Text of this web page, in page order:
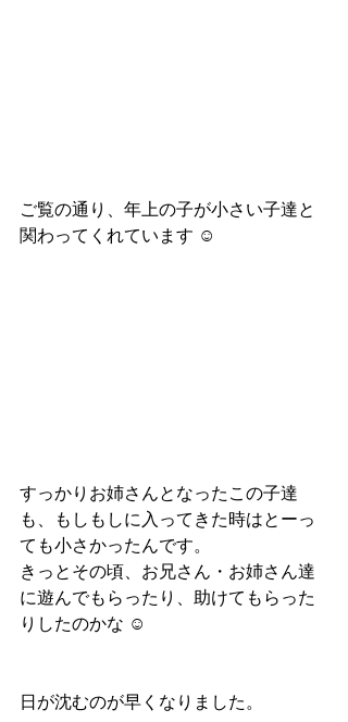
ご覧の通り、年上の子が小さい子達と
関わってくれています ☺︎
すっかりお姉さんとなったこの子達
も、もしもしに入ってきた時はとーっ
ても小さかったんです。
きっとその頃、お兄さん・お姉さん達
に遊んでもらったり、助けてもらった
りしたのかな ☺︎
日が沈むのが早くなりました。